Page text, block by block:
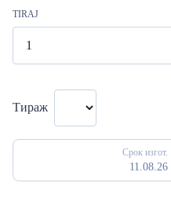
TIRAJ
Тираж
Срок изгот.
11.08.26